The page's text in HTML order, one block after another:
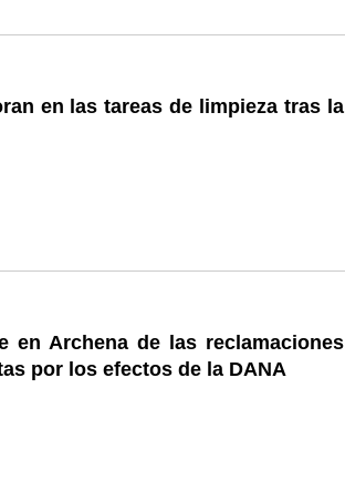
en las tareas de limpieza tras la
en Archena de las reclamaciones
por los efectos de la DANA